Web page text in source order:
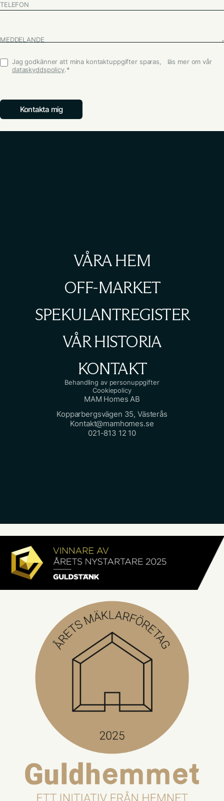
TELEFON
MEDDELANDE
Godkännande*
Jag godkänner att mina kontaktuppgifter sparas, läs mer om vår
dataskyddspolicy.*
Kontakta mig
VÅRA HEM
OFF-MARKET
SPEKULANTREGISTER
VÅR HISTORIA
KONTAKT
Behandling av personuppgifter
Cookiepolicy
MAM Homes AB
Kopparbergsvägen 35, Västerås
Kontakt@mamhomes.se
021-813 12 10